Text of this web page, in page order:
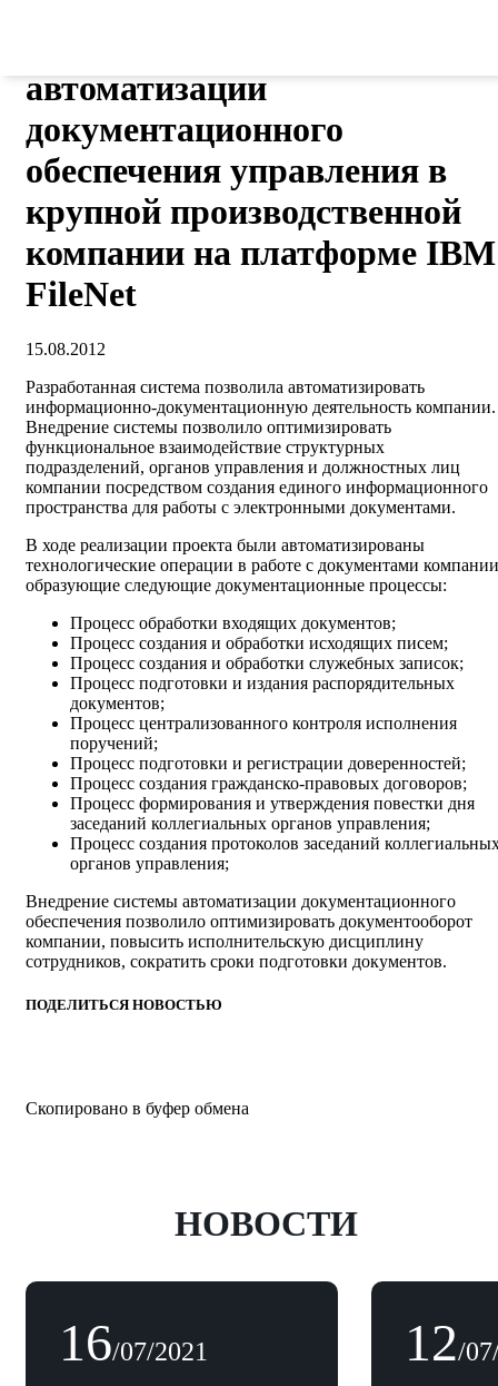
автоматизации
документационного
обеспечения управления в
крупной производственной
компании на платформе IBM
FileNet
15.08.2012
Разработанная система позволила автоматизировать
информационно-документационную деятельность компании.
Внедрение системы позволило оптимизировать
функциональное взаимодействие структурных
подразделений, органов управления и должностных лиц
компании посредством создания единого информационного
пространства для работы с электронными документами.
В ходе реализации проекта были автоматизированы
технологические операции в работе с документами
образующие следующие документационные процессы:
Процесс обработки входящих документов;
Процесс создания и обработки исходящих писем;
Процесс создания и обработки служебных записок;
Процесс подготовки и издания распорядительных
документов;
Процесс централизованного контроля исполнения
поручений;
Процесс подготовки и регистрации доверенностей;
Процесс создания гражданско-правовых договоров;
Процесс формирования и утверждения повестки дня
заседаний коллегиальных органов управления;
Процесс создания протоколов заседаний
органов управления;
Внедрение системы автоматизации документационного
обеспечения позволило оптимизировать документооборот
компании, повысить исполнительскую дисциплину
сотрудников, сократить сроки подготовки документов.
ПОДЕЛИТЬСЯ НОВОСТЬЮ
Скопировано в буфер обмена
НОВОСТИ
16/07/2021 12/